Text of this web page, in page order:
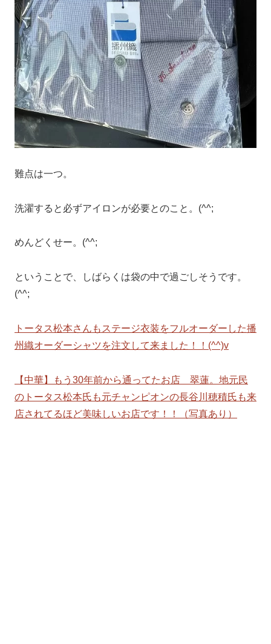
難点は一つ。
洗濯すると必ずアイロンが必要とのこと。(^^;
めんどくせー。(^^;
ということで、しばらくは袋の中で過ごしそうです。
(^^;
トータス松本さんもステージ衣装をフルオーダーした播
州織オーダーシャツを注文して来ました！！(^^)v
【中華】もう30年前から通ってたお店 翠蓮。地元民
のトータス松本氏も元チャンピオンの長谷川穂積氏も来
店されてるほど美味しいお店です！！（写真あり）